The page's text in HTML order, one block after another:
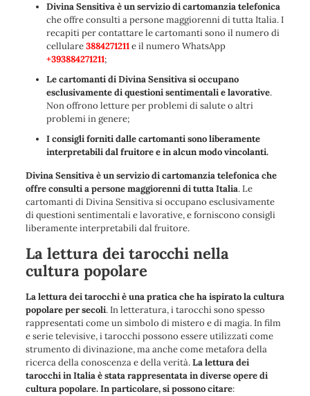
Divina Sensitiva è un servizio di cartomanzia telefonica
che offre consulti a persone maggiorenni di tutta Italia. I
recapiti per contattare le cartomanti sono il numero di
cellulare3884271211e il numero WhatsApp
+393884271211;
Le cartomanti di Divina Sensitiva si occupano
esclusivamente di questioni sentimentali e lavorative.
Non offrono letture per problemi di salute o altri
problemi in genere;
I consigli forniti dalle cartomanti sono liberamente
interpretabili dal fruitore e in alcun modo vincolanti.
Divina Sensitiva è un servizio di cartomanzia telefonica che
offre consulti a persone maggiorenni di tutta Italia. Le
cartomanti di Divina Sensitiva si occupano esclusivamente
di questioni sentimentali e lavorative, e forniscono consigli
liberamente interpretabili dal fruitore.
La lettura dei tarocchi nella
cultura popolare
La lettura dei tarocchi è una pratica che ha ispirato la cultura
popolare per secoli. In letteratura, i tarocchi sono spesso
rappresentati come un simbolo di mistero e di magia. In film
e serie televisive, i tarocchi possono essere utilizzati come
strumento di divinazione, ma anche come metafora della
ricerca della conoscenza e della verità.La lettura dei
tarocchi in Italia è stata rappresentata in diverse opere di
cultura popolare. In particolare, si possono citare: